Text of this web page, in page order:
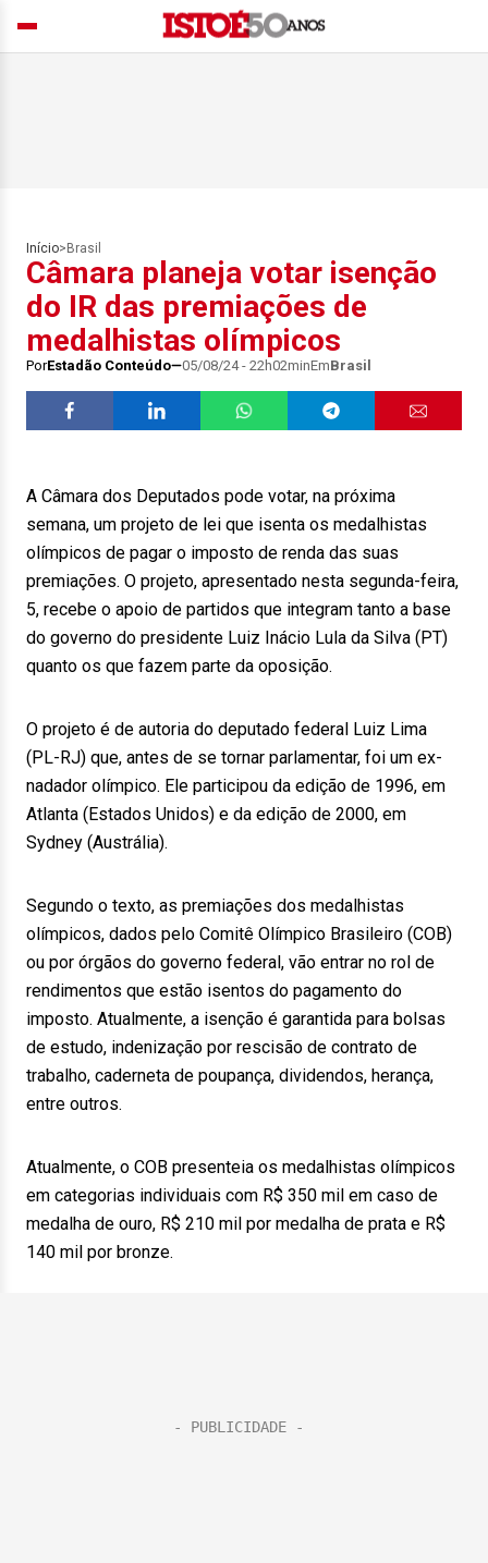
Início> Brasil
Câmara planeja votar isenção
do IR das premiações de
medalhistas olímpicos
PorEstadão Conteúdo 05/08/24 - 22h02minEmBrasil
A Câmara dos Deputados pode votar, na próxima
semana, um projeto de lei que isenta os medalhistas
olímpicos de pagar o imposto de renda das suas
premiações. O projeto, apresentado nesta segunda-feira,
5, recebe o apoio de partidos que integram tanto a base
do governo do presidente Luiz Inácio Lula da Silva (PT)
quanto os que fazem parte da oposição.
O projeto é de autoria do deputado federal Luiz Lima
(PL-RJ) que, antes de se tornar parlamentar, foi um ex-
nadador olímpico. Ele participou da edição de 1996, em
Atlanta (Estados Unidos) e da edição de 2000, em
Sydney (Austrália).
Segundo o texto, as premiações dos medalhistas
olímpicos, dados pelo Comitê Olímpico Brasileiro (COB)
ou por órgãos do governo federal, vão entrar no rol de
rendimentos que estão isentos do pagamento do
imposto. Atualmente, a isenção é garantida para bolsas
de estudo, indenização por rescisão de contrato de
trabalho, caderneta de poupança, dividendos, herança,
entre outros.
Atualmente, o COB presenteia os medalhistas olímpicos
em categorias individuais com R$ 350 mil em caso de
medalha de ouro, R$ 210 mil por medalha de prata e R$
140 mil por bronze.